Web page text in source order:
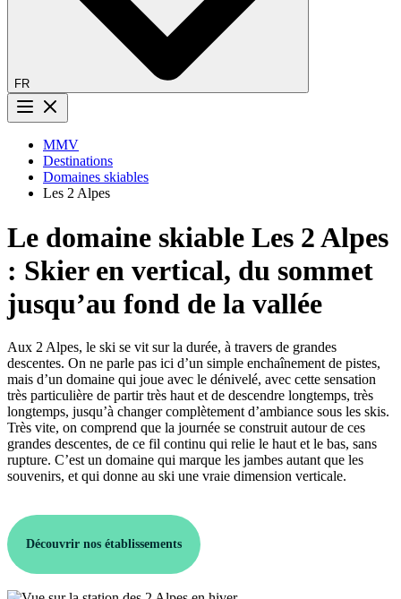
FR
Bouton menu
MMV
Destinations
Domaines skiables
Les 2 Alpes
Le domaine skiable Les 2 Alpes
: Skier en vertical, du sommet
jusqu’au fond de la vallée
Aux 2 Alpes, le ski se vit sur la durée, à travers de grandes
descentes. On ne parle pas ici d’un simple enchaînement de pistes,
mais d’un domaine qui joue avec le dénivelé, avec cette sensation
très particulière de partir très haut et de descendre longtemps, très
longtemps, jusqu’à changer complètement d’ambiance sous les skis.
Très vite, on comprend que la journée se construit autour de ces
grandes descentes, de ce fil continu qui relie le haut et le bas, sans
rupture. C’est un domaine qui marque les jambes autant que les
souvenirs, et qui donne au ski une vraie dimension verticale.
Découvrir nos établissements